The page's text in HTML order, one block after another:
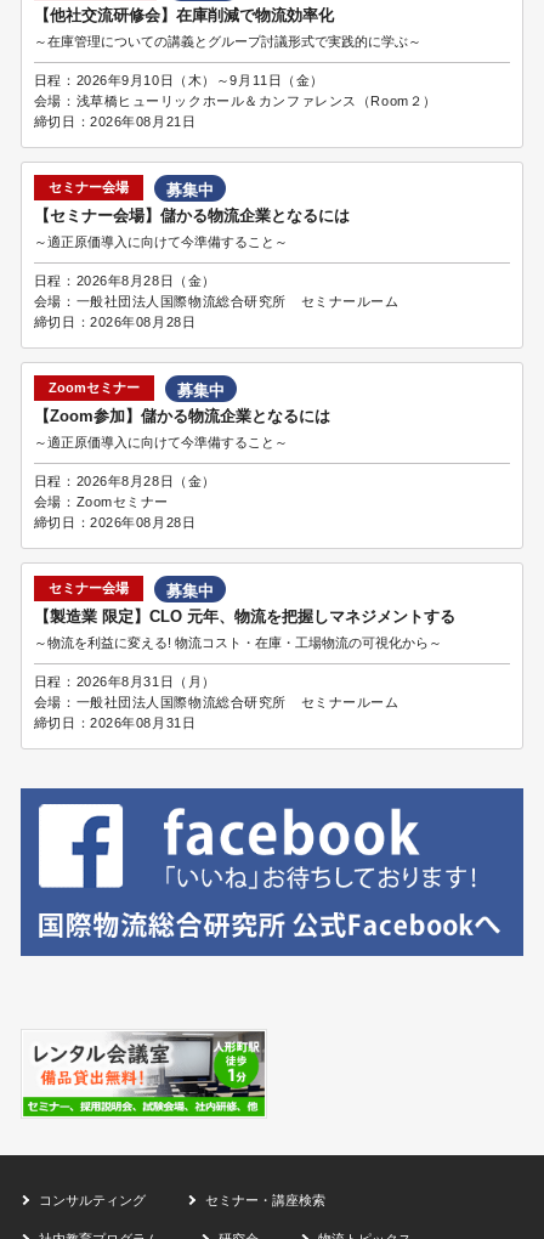
【他社交流研修会】在庫削減で物流効率化
～在庫管理についての講義とグループ討議形式で実践的に学ぶ～
日程： 2026年9月10日（木）～9月11日（金）
会場： 浅草橋ヒューリックホール＆カンファレンス（Room２）
締切日：2026年08月21日
セミナー会場
募集中
【セミナー会場】儲かる物流企業となるには
～適正原価導入に向けて今準備すること～
日程： 2026年8月28日（金）
会場： 一般社団法人国際物流総合研究所 セミナールーム
締切日：2026年08月28日
Zoomセミナー
募集中
【Zoom参加】儲かる物流企業となるには
～適正原価導入に向けて今準備すること～
日程： 2026年8月28日（金）
会場： Zoomセミナー
締切日：2026年08月28日
セミナー会場
募集中
【製造業 限定】CLO 元年、物流を把握しマネジメントする
～物流を利益に変える! 物流コスト・在庫・工場物流の可視化から～
日程： 2026年8月31日（月）
会場： 一般社団法人国際物流総合研究所 セミナールーム
締切日：2026年08月31日
コンサルティング セミナー・講座検索